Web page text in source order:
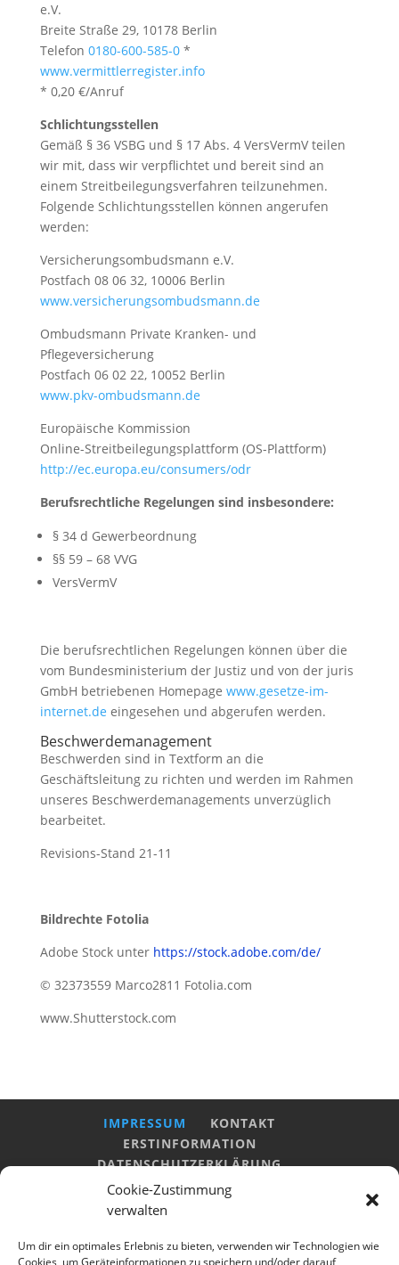
Cookie-Zustimmung
verwalten
Um dir ein optimales Erlebnis zu bieten, verwenden wir Technologien wie
Cookies, um Geräteinformationen zu speichern und/oder darauf
e.V.
Breite Straße 29, 10178 Berlin
Telefon 0180-600-585-0 *
www.vermittlerregister.info
* 0,20 €/Anruf
Schlichtungsstellen
Gemäß § 36 VSBG und § 17 Abs. 4 VersVermV teilen
wir mit, dass wir verpflichtet und bereit sind an
einem Streitbeilegungsverfahren teilzunehmen.
Folgende Schlichtungsstellen können angerufen
werden:
Versicherungsombudsmann e.V.
Postfach 08 06 32, 10006 Berlin
www.versicherungsombudsmann.de
Ombudsmann Private Kranken- und
Pflegeversicherung
Postfach 06 02 22, 10052 Berlin
www.pkv-ombudsmann.de
Europäische Kommission
Online-Streitbeilegungsplattform (OS-Plattform)
http://ec.europa.eu/consumers/odr
Berufsrechtliche Regelungen sind insbesondere:
§ 34 d Gewerbeordnung
§§ 59 – 68 VVG
VersVermV
Die berufsrechtlichen Regelungen können über die
vom Bundesministerium der Justiz und von der juris
GmbH betriebenen Homepage www.gesetze-im-
internet.de eingesehen und abgerufen werden.
Beschwerdemanagement
Beschwerden sind in Textform an die
Geschäftsleitung zu richten und werden im Rahmen
unseres Beschwerdemanagements unverzüglich
bearbeitet.
Revisions-Stand 21-11
Bildrechte Fotolia
Adobe Stock unter https://stock.adobe.com/de/
© 32373559 Marco2811 Fotolia.com
www.Shutterstock.com
IMPRESSUM
KONTAKT
ERSTINFORMATION
DATENSCHUTZERKLÄRUNG
COOKIE-RICHTLINIE (EU)
in 25541 Brunsbüttel, Tel.: +49 4852-54400, E-Mail: